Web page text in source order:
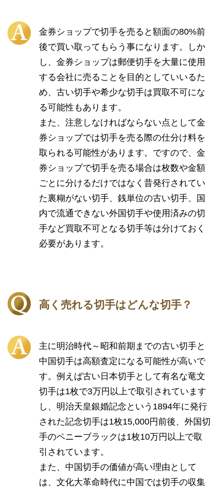
金券ショップで切手を売ると額面の80%前
後で買い取ってもらう事になります。しか
し、金券ショップは郵便切手を大量に使用
する会社に売ることを目的としていいるた
め、古い切手や希少な切手は買取不可にな
る可能性もあります。
また、注意しなければならない点として金
券ショップでは切手を売る際の仕分け料を
取られる可能性があります。ですので、金
券ショップで切手を売る場合は枚数や金額
ごとに分けるだけではなく昔発行されてい
た裏糊がない切手、銭単位の古い切手、国
内で流通できない外国切手や使用済みの切
手など買取不可となる切手等は分けておく
必要があります。
高く売れる切手はどんな切手？
主に明治時代～昭和前期までの古い切手と
中国切手は高額査定になる可能性が高いで
す。例えば古い日本切手として有名な竜文
切手は1枚で3万円以上で取引されています
し、明治天皇銀婚記念という1894年に発行
された記念切手は1枚15,000円前後、外国切
手のペニーブラックは1枚10万円以上で取
引されています。
また、中国切手の価値が高い理由として
は、文化大革命時代に中国では切手の収集